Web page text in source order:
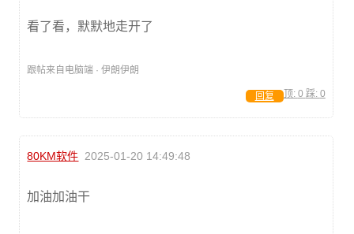
看了看，默默地走开了
跟帖来自电脑端 · 伊朗伊朗
顶: 0 踩: 0
回复
80KM软件 2025-01-20 14:49:48
加油加油干